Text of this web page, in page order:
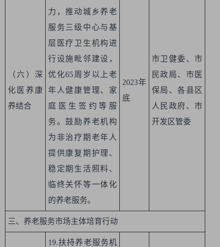
（六）深
化医养康
养结合
力，推动城乡养老
服务三级中心与基
层医疗卫生机构进
行设施毗邻建设，
优化65周岁以上老
年人健康管理、家
庭医生签约等服
务。鼓励养老机构
为非治疗期老年人
提供康复期护理、
稳定期生活照料、
临终关怀等一体化
的养老服务。
2023年
底
市卫健委、市
民政局、市医
保局、各县区
人民政府、市
开发区管委
三、养老服务市场主体培育行动
19.扶持养老服务机